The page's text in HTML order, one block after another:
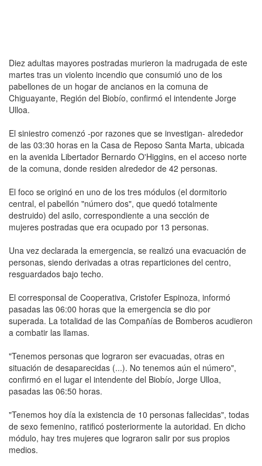
Diez adultas mayores postradas murieron la madrugada de este
martes tras un violento incendio que consumió uno de los
pabellones de un hogar de ancianos en la comuna de
Chiguayante, Región del Biobío, confirmó el intendente Jorge
Ulloa.
El siniestro comenzó -por razones que se investigan- alrededor
de las 03:30 horas en la Casa de Reposo Santa Marta, ubicada
en la avenida Libertador Bernardo O'Higgins, en el acceso norte
de la comuna, donde residen alrededor de 42 personas.
El foco se originó en uno de los tres módulos (el dormitorio
central, el pabellón "número dos", que quedó totalmente
destruido) del asilo, correspondiente a una sección de
mujeres postradas que era ocupado por 13 personas.
Una vez declarada la emergencia, se realizó una evacuación de
personas, siendo derivadas a otras reparticiones del centro,
resguardados bajo techo.
El corresponsal de Cooperativa, Cristofer Espinoza, informó
pasadas las 06:00 horas que la emergencia se dio por
superada. La totalidad de las Compañías de Bomberos acudieron
a combatir las llamas.
"Tenemos personas que lograron ser evacuadas, otras en
situación de desaparecidas (...). No tenemos aún el número",
confirmó en el lugar el intendente del Biobío, Jorge Ulloa,
pasadas las 06:50 horas.
"Tenemos hoy día la existencia de 10 personas fallecidas", todas
de sexo femenino, ratificó posteriormente la autoridad. En dicho
módulo, hay tres mujeres que lograron salir por sus propios
medios.